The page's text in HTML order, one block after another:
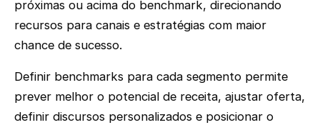
próximas ou acima do benchmark, direcionando
recursos para canais e estratégias com maior
chance de sucesso.
Definir benchmarks para cada segmento permite
prever melhor o potencial de receita, ajustar oferta,
definir discursos personalizados e posicionar o